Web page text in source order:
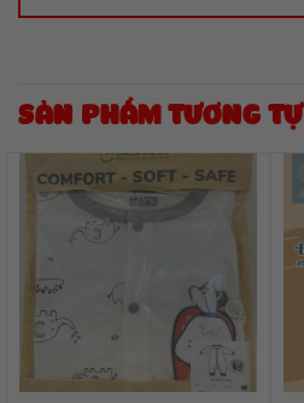
SẢN PHẨM TƯƠNG TỰ